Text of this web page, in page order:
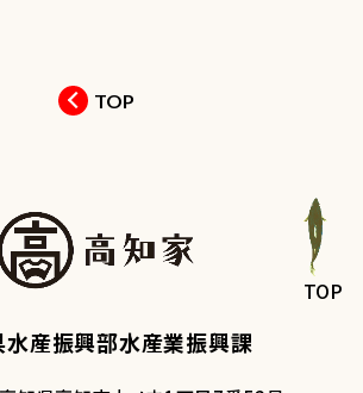
TOP
水産振興部水産業振興課
TOP